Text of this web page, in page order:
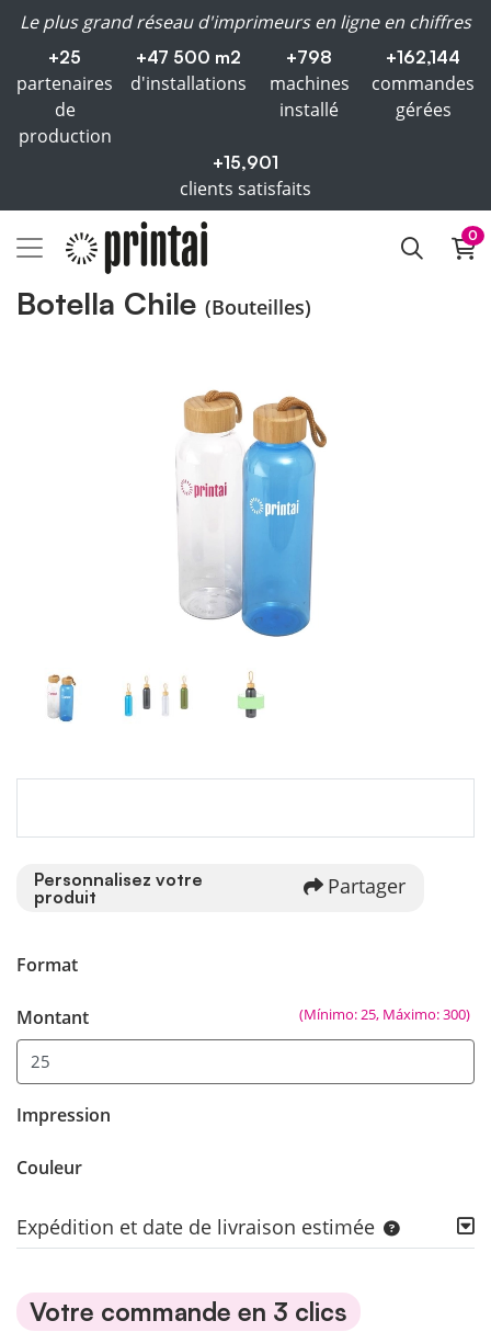
Le plus grand réseau d'imprimeurs en ligne en chiffres
+25
partenaires
de
production
+47 500 m2
d'installations
+798
machines
installé
+162,144
commandes
gérées
+15,901
clients satisfaits
0
Botella Chile (Bouteilles)
Personnalisez votre
produit
Partager
Format
(Mínimo: 25, Máximo: 300)
Montant
Impression
Couleur
Expédition et date de livraison estimée
Votre commande en 3 clics